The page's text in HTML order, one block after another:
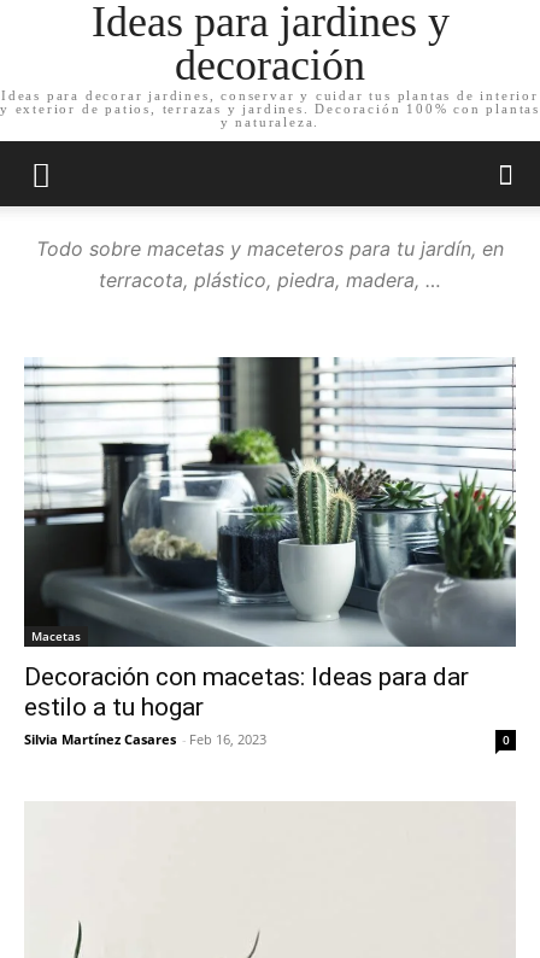
Ideas para jardines y
decoración
Ideas para decorar jardines, conservar y cuidar tus plantas de interior
y exterior de patios, terrazas y jardines. Decoración 100% con plantas
y naturaleza.
Inicio Decoración de jardín Macetas
Todo sobre macetas y maceteros para tu jardín, en
terracota, plástico, piedra, madera, …
Macetas
Decoración con macetas: Ideas para dar
estilo a tu hogar
Silvia Martínez Casares - Feb 16, 2023 0